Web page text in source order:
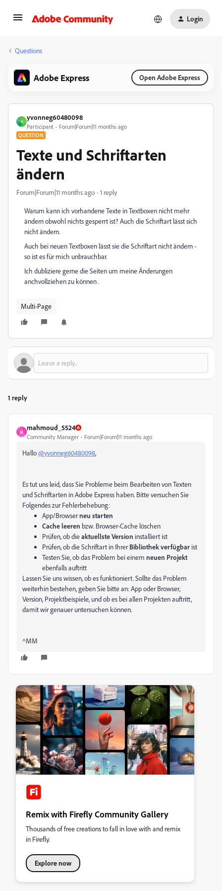
Login
Questions
Adobe Express Open Adobe Express
Y
yvonneg60480098
Participant Forum|Forum|11 months ago
QUESTION
Texte und Schriftarten
ändern
Forum|Forum|11 months ago 1 reply
Warum kann ich vorhandene Texte in Textboxen nicht mehr
ändern obwohl nichts gesperrt ist? Auch die Schriftart lässt sich
nicht ändern.
Auch bei neuen Textboxen lässt sie die Schriftart nicht ändern -
so ist es für mich unbrauchbar.
Ich dubliziere gerne die Seiten um meine Änderungen
anchvollziehen zu können .
Multi-Page
1 reply
M
mahmoud_5524
Community Manager Forum|Forum|11 months ago
Hallo@yvonneg60480098,
Es tut uns leid, dass Sie Probleme beim Bearbeiten von Texten
und Schriftarten in Adobe Express haben. Bitte versuchen Sie
Folgendes zur Fehlerbehebung:
App/Browserneu starten
Cache leeren bzw. Browser-Cache löschen
Prüfen, ob dieaktuellste Version installiert ist
Prüfen, ob die Schriftart in IhrerBibliothek verfügbar ist
Testen Sie, ob das Problem bei einem neuen Projekt
ebenfalls auftritt
Lassen Sie uns wissen, ob es funktioniert. Sollte das Problem
weiterhin bestehen, geben Sie bitte an: App oder Browser,
Version, Projektbeispiele, und ob es bei allen Projekten auftritt,
damit wir genauer untersuchen können.
^MM
Remix with Firefly Community Gallery
Thousands of free creations to fall in love with and remix
in Firefly.
Explore now